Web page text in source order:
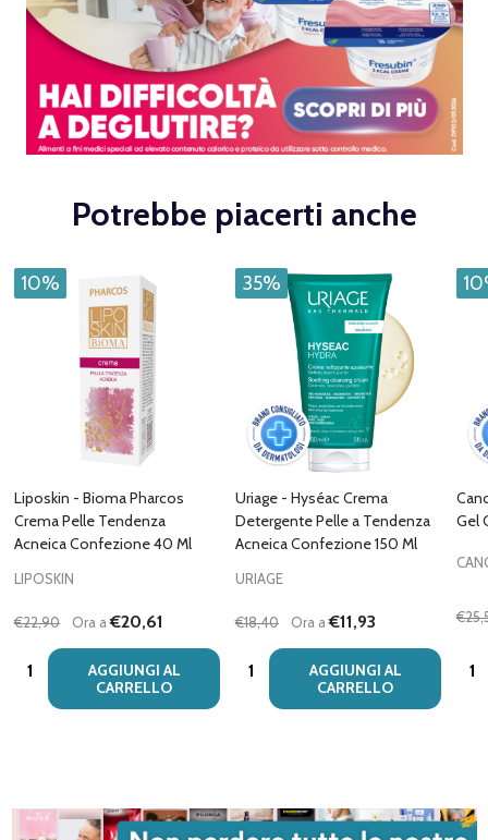
Potrebbe piacerti anche
10%
Liposkin - Bioma Pharcos
Crema Pelle Tendenza
Acneica Confezione 40 Ml
LIPOSKIN
€22,90 Ora a€20,61
Quantità:
AGGIUNGI AL
CARRELLO
35%
Uriage - Hyséac Crema
Detergente Pelle a Tendenza
Acneica Confezione 150 Ml
URIAGE
€18,40 Ora a€11,93
Quantità:
AGGIUNGI AL
CARRELLO
Gel